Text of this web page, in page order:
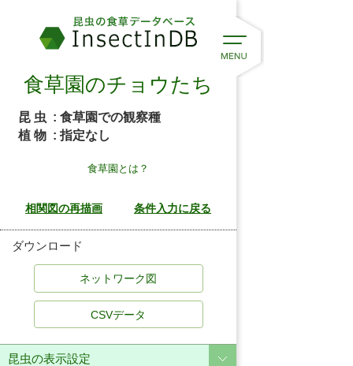
食草園のチョウたち
昆 虫 : 食草園での観察種
植 物 : 指定なし
食草園とは？
ダウンロード
CSVデータ
昆虫の表示設定